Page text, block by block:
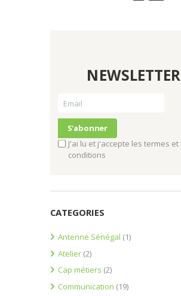
NEWSLETTER
J'ai lu et j'accepte les termes et
conditions
CATEGORIES
Antenne Sénégal (1)
Atelier (2)
Cap métiers (2)
Communication (19)